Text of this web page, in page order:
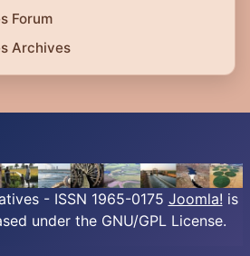
Forum
Archives
- ISSN 1965-0175 Joomla! is
under the GNU/GPL License.